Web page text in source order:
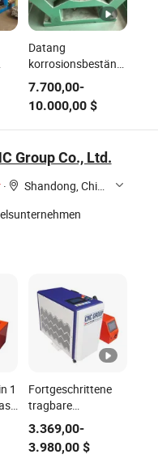
Datang
korrosionsbeständige
Rohrprofiliermaschine
7.700,00-
10.000,00$
Group Co., Ltd.
·
Shandong, China
1
Fortgeschrittene
tragbare
Laserschweißmaschine
mit einstellbaren
Leistungsstufen
3.369,00-
3.980,00$